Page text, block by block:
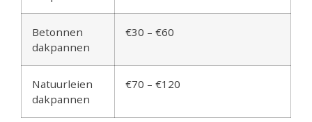
Betonnen
dakpannen
€30 – €60
Natuurleien
dakpannen
€70 – €120